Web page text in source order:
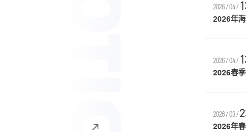
2026/04/
2026年
2026/04/
2026春
2026/03/
2026年